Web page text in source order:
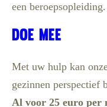
een beroepsopleiding.
Doe Mee
Met uw hulp kan
gezinnen perspectief
Al voor 25 euro per